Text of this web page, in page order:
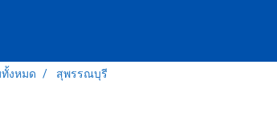
งหมด สุพรรณบุรี